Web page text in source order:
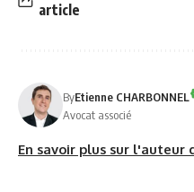
article
ByEtienne CHARBONNEL
Avocat associé
En savoir plus sur l'auteur